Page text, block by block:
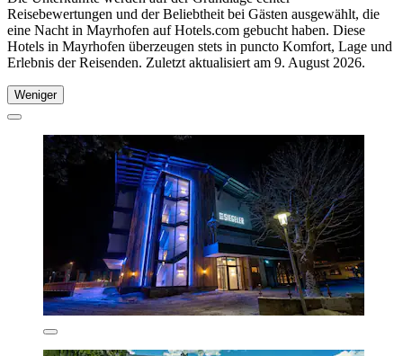
Reisebewertungen und der Beliebtheit bei Gästen ausgewählt, die
eine Nacht in Mayrhofen auf Hotels.com gebucht haben. Diese
Hotels in Mayrhofen überzeugen stets in puncto Komfort, Lage und
Erlebnis der Reisenden. Zuletzt aktualisiert am 9. August 2026.
Weniger